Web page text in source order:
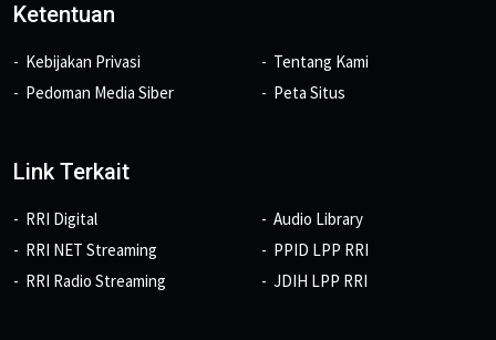
Ketentuan
Kebijakan Privasi
Pedoman Media Siber
Tentang Kami
Peta Situs
Link Terkait
RRI Digital
RRI NET Streaming
RRI Radio Streaming
Audio Library
PPID LPP RRI
JDIH LPP RRI